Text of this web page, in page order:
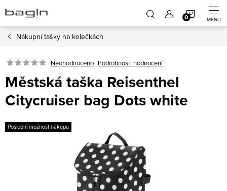
na
obsah
Nákupní tašky na kolečkách
Neohodnoceno Podrobnosti hodnocení
Městská taška Reisenthel
Citycruiser bag Dots white
Poslední možnost nákupu